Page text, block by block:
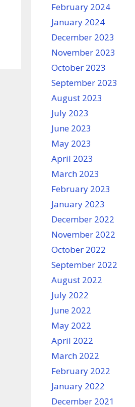
February 2024
January 2024
December 2023
November 2023
October 2023
September 2023
August 2023
July 2023
June 2023
May 2023
April 2023
March 2023
February 2023
January 2023
December 2022
November 2022
October 2022
September 2022
August 2022
July 2022
June 2022
May 2022
April 2022
March 2022
February 2022
January 2022
December 2021